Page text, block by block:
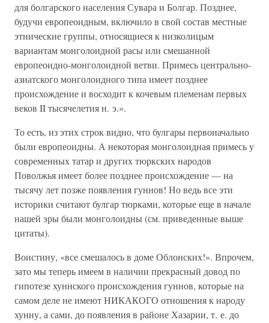
для болгарского населения Сувара и Болгар. Позднее,
будучи европеоидным, включило в свой состав местные
этнические группы, относящиеся к низколицым
вариантам монголоидной расы или смешанной
европеоидно-монголоидной ветви. Примесь центрально-
азиатского монголоидного типа имеет позднее
происхождение и восходит к кочевым племенам первых
веков II тысячелетия н. э.».
То есть, из этих строк видно, что булгары первоначально
были европеоидны. А некоторая монголоидная примесь у
современных татар и других тюркских народов
Поволжья имеет более позднее происхождение — на
тысячу лет позже появления гуннов! Но ведь все эти
историки считают булгар тюрками, которые еще в начале
нашей эры были монголоидны (см. приведенные выше
цитаты).
Воистину, «все смешалось в доме Облонских!». Впрочем,
зато мы теперь имеем в наличии прекрасный довод по
гипотезе хуннского происхождения гуннов, которые на
самом деле не имеют НИКАКОГО отношения к народу
хунну, а сами, до появления в районе Хазарии, т. е. до